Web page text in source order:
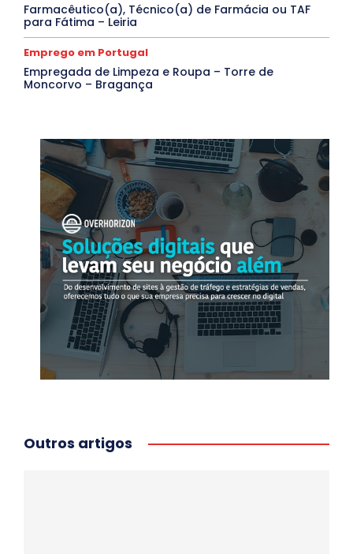
Farmacêutico(a), Técnico(a) de Farmácia ou TAF
para Fátima – Leiria
Emprego em Portugal
Empregada de Limpeza e Roupa – Torre de
Moncorvo – Bragança
Outros artigos